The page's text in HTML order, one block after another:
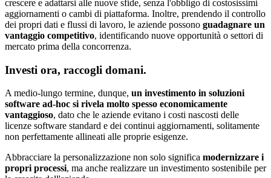
crescere e adattarsi alle nuove sfide, senza l'obbligo di costosissimi
aggiornamenti o cambi di piattaforma. Inoltre, prendendo il controllo
dei propri dati e flussi di lavoro, le aziende possono guadagnare un
vantaggio competitivo, identificando nuove opportunità o settori di
mercato prima della concorrenza.
Investi ora, raccogli domani.
A medio-lungo termine, dunque, un investimento in soluzioni
software ad-hoc si rivela molto spesso economicamente
vantaggioso, dato che le aziende evitano i costi nascosti delle
licenze software standard e dei continui aggiornamenti, solitamente
non perfettamente allineati alle proprie esigenze.
Abbracciare la personalizzazione non solo significa modernizzare i
propri processi, ma anche realizzare un investimento sostenibile per